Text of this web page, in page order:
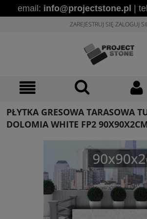
email: info@projectstone.pl |
ZAREJESTRUJ SIĘ ZALOGUJ
PŁYTKA GRESOWA TARASOWA
DOLOMIA WHITE FP2